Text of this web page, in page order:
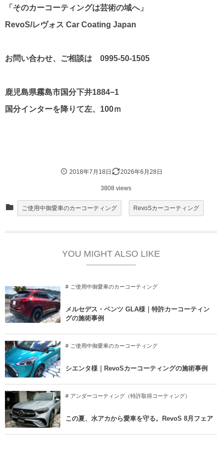
「そのカーコーティングは芸術の域へ」
RevoS/レヴォス Car Coating Japan
お問い合わせ、ご相談は 0995-50-1505
鹿児島県霧島市国分下井1884−1
国分インターを降りて左、100ｍ
2018年7月18日 2026年6月28日
3808 views
ご使用中御愛車のカーコーティング RevoSカーコーティング
YOU MIGHT ALSO LIKE
ご使用中御愛車のカーコーティング
メルセデス・ベンツ GLA様｜特許カーコーティン
グの施術事例
ご使用中御愛車のカーコーティング
シエンタ様｜RevoSカーコーティングの施術事例
アンダーコーティング（特許取得コーティング）
この夏、水アカから愛車を守る。RevoS 8月フェア